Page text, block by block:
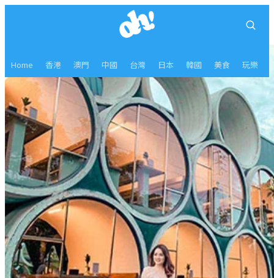
Home 香港 澳門 中國 台灣 日本 韓國 美食 玩樂